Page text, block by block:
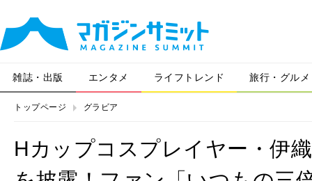
雑誌・出版 エンタメ ライフトレンド 旅行・グルメ
トップページ グラビア
Hカップコスプレイヤー・伊